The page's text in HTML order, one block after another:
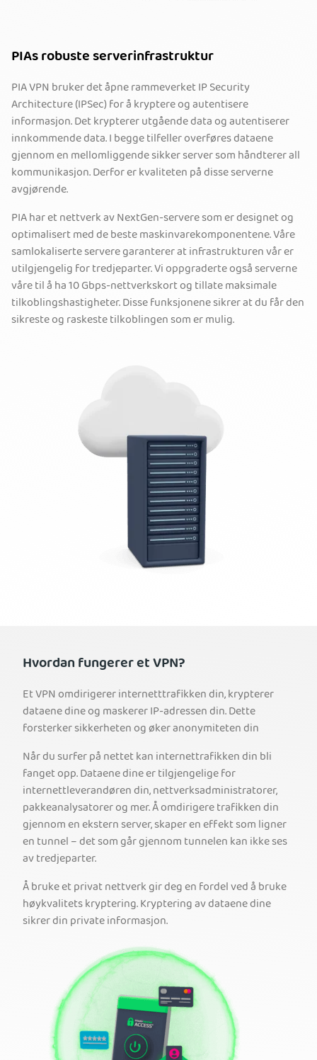
PIAs robuste serverinfrastruktur
PIA VPN bruker det åpne rammeverket IP Security
Architecture (IPSec) for å kryptere og autentisere
informasjon. Det krypterer utgående data og autentiserer
innkommende data. I begge tilfeller overføres dataene
gjennom en mellomliggende sikker server som håndterer all
kommunikasjon. Derfor er kvaliteten på disse serverne
avgjørende.
PIA har et nettverk av NextGen-servere som er designet og
optimalisert med de beste maskinvarekomponentene. Våre
samlokaliserte servere garanterer at infrastrukturen vår er
utilgjengelig for tredjeparter. Vi oppgraderte også serverne
våre til å ha 10 Gbps-nettverkskort og tillate maksimale
tilkoblingshastigheter. Disse funksjonene sikrer at du får den
sikreste og raskeste tilkoblingen som er mulig.
Hvordan fungerer et VPN?
Et VPN omdirigerer internetttrafikken din, krypterer
dataene dine og maskerer IP-adressen din. Dette
forsterker sikkerheten og øker anonymiteten din
Når du surfer på nettet kan internettrafikken din bli
fanget opp. Dataene dine er tilgjengelige for
internettleverandøren din, nettverksadministratorer,
pakkeanalysatorer og mer. Å omdirigere trafikken din
gjennom en ekstern server, skaper en effekt som ligner
en tunnel – det som går gjennom tunnelen kan ikke ses
av tredjeparter.
Å bruke et privat nettverk gir deg en fordel ved å bruke
høykvalitets kryptering. Kryptering av dataene dine
sikrer din private informasjon.